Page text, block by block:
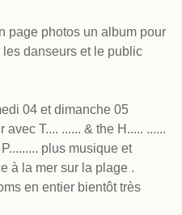
page photos un album pour
les danseurs et le public
04 et dimanche 05
T.... ...... & the H..... ......
plus musique et
à la mer sur la plage .
en entier bientôt très